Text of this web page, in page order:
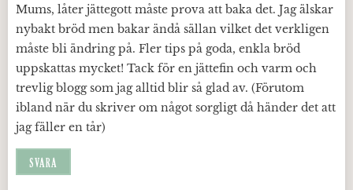
Mums, låter jättegott måste prova att baka det. Jag älskar
nybakt bröd men bakar ändå sällan vilket det verkligen
måste bli ändring på. Fler tips på goda, enkla bröd
uppskattas mycket! Tack för en jättefin och varm och
trevlig blogg som jag alltid blir så glad av. (Förutom
ibland när du skriver om något sorgligt då händer det att
jag fäller en tår)
SVARA